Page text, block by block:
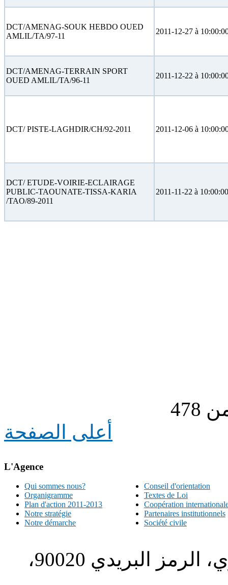
DCT/AMENAG-SOUK HEBDO OUED
AMLIL/TA/97-11
2011-12-27 à
DCT/AMENAG-TERRAIN SPORT
OUED AMLIL/TA/96-11
2011-12-22 à
DCT/ PISTE-LAGHDIR/CH/92-2011 2011-12-06 à
DCT/ ETUDE-VOIRIE-ECLAIRAGE
PUBLIC-TAOUNATE-TISSA-KARIA
/TAO/89-2011
2011-11-22 à 10:00:00
أعلى الصفحة
L'Agence
Qui sommes nous?
Organigramme
Plan d'action 2011-2013
Notre stratégie
Notre démarche
Conseil d'orientation
Textes de Loi
Coopération
Partenaires institutionnels
Société civile
الطبري ص.ب. 1196، الحي الاداري، الرمز البريدي 90020،